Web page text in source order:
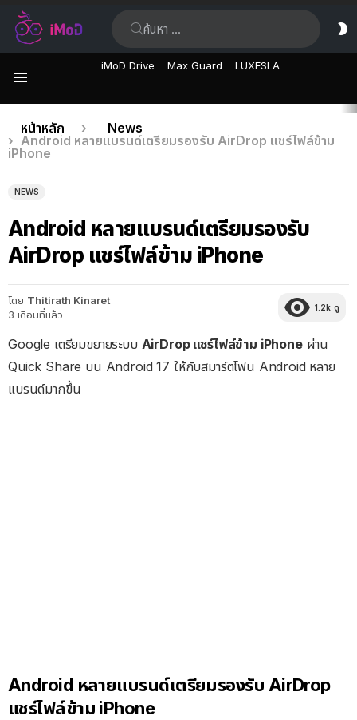
iMoD Drive Max Guard LUXESLA
เรื่อง
ล่าสุด
คุณอยู่ที่นี่:
หน้าหลัก
News
Android หลายแบรนด์เตรียมรองรับ AirDrop แชร์ไฟล์ข้าม
iPhone
NEWS
Android หลายแบรนด์เตรียมรองรับ
AirDrop แชร์ไฟล์ข้าม iPhone
โดย Thitirath Kinaret
3 เดือนที่แล้ว
1.2k ดู
Google เตรียมขยายระบบ AirDrop แชร์ไฟล์ข้าม iPhoneผ่าน
Quick Share บน Android 17 ให้กับสมาร์ตโฟน Android หลาย
แบรนด์มากขึ้น
Android หลายแบรนด์เตรียมรองรับ AirDrop
แชร์ไฟล์ข้าม iPhone